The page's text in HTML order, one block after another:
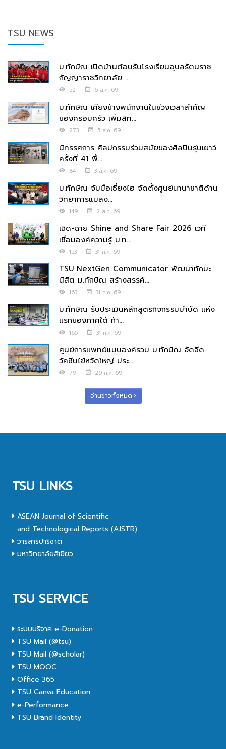
TSU NEWS
ม.ทักษิณ เปิดบ้านต้อนรับโรงเรียนอุบลรัตนราช
กัญญาราชวิทยาลัย ...
52 6 ส.ค. 69
ม.ทักษิณ เคียงข้างพนักงานในช่วงเวลาสำคัญ
ของครอบครัว เพิ่มสิท...
273 5 ส.ค. 69
นิทรรศการ ศิลปกรรมร่วมสมัยของศิลปินรุ่นเยาว์
ครั้งที่ 41 พื้...
84 3 ส.ค. 69
ม.ทักษิณ จับมือเซี่ยงไฮ จัดตั้งศูนย์นานาชาติด้าน
วิทยาการแมลง...
149 2 ส.ค. 69
เฉิด-ฉาย Shine and Share Fair 2026 เวที
เชื่อมองค์ความรู้ ม.ท...
153 31 ก.ค. 69
TSU NextGen Communicator พัฒนาทักษะ
นิสิต ม.ทักษิณ สร้างสรรค์...
163 31 ก.ค. 69
ม.ทักษิณ รับประเมินหลักสูตรกิจกรรมบำบัด แห่ง
แรกของภาคใต้ ก้า...
165 31 ก.ค. 69
ศูนย์การแพทย์แบบองค์รวม ม.ทักษิณ จัดฉีด
วัคซีนไข้หวัดใหญ่ ประ...
79 29 ก.ค. 69
อ่านข่าวทั้งหมด
TSU LINKS
ASEAN Journal of Scientific
and Technological Reports (AJSTR)
วารสารปาริชาต
มหาวิทยาลัยสีเขียว
TSU SERVICE
ระบบบริจาค e-Donation
TSU Mail (@tsu)
TSU Mail (@scholar)
TSU MOOC
Office 365
TSU Canva Education
e-Performance
TSU Brand Identity